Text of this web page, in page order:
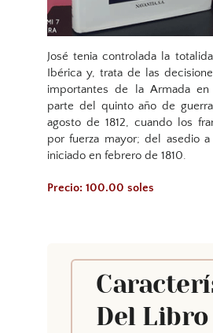
José tenia controlada la
Ibérica y, trata de las
importantes de la Armada
parte del quinto año de
agosto de 1812, cuando los
por fuerza mayor; del asedio
iniciado en febrero de 1810.
Precio: 100.00 soles
Del Libro